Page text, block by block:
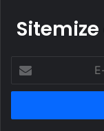
posta
adresinizi